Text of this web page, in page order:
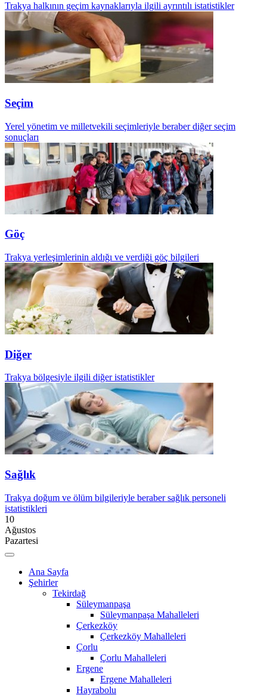
Trakya halkının geçim kaynaklarıyla ilgili ayrıntılı istatistikler
Seçim
Yerel yönetim ve milletvekili seçimleriyle beraber diğer seçim
sonuçları
Göç
Trakya yerleşimlerinin aldığı ve verdiği göç bilgileri
Diğer
Trakya bölgesiyle ilgili diğer istatistikler
Sağlık
Trakya doğum ve ölüm bilgileriyle beraber sağlık personeli
istatistikleri
10
Ağustos
Pazartesi
Ana Sayfa
Şehirler
Tekirdağ
Süleymanpaşa
Süleymanpaşa Mahalleleri
Çerkezköy
Çerkezköy Mahalleleri
Çorlu
Çorlu Mahalleleri
Ergene
Ergene Mahalleleri
Hayrabolu